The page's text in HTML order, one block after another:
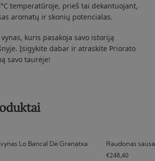
temperatūroje, prieš tai dekantuojant,
aromatų ir skonių potencialas.
kuris pasakoja savo istoriją
Įsigykite dabar ir atraskite Priorato
savo taurėje!
Lo Bancal De Granatxa
Raudonas
€248,40